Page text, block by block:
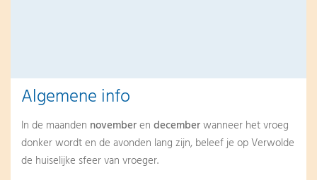
Algemene info
In de maanden novemberen decemberwanneer het vroeg
donker wordt en de avonden lang zijn, beleef je op Verwolde
de huiselijke sfeer van vroeger.